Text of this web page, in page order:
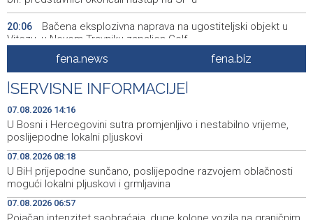
20:06
Bačena eksplozivna naprava na ugostiteljski objekt u
Vitezu, u Novom Travniku zapaljen Golf
Galerija ULUPUBiH otvara novu izlagačku sezonu,
predstavlja novi izlagački program
19:44 Faris Dževahirić novi nogometaš Veleža
19:21 Announcement of events for Saturday, 8 August 2026
19:10
Rudari Milanovića ubijedili da ode kući, Memčić se već
ponovo vratio u jamu 'Raspotočje'
19:03
Sarajevo Film Festival presents Kinoscope and
Kinoscope Surreal programs
fena.news fena.biz
SERVISNE INFORMACIJE
07.08.2026 14:16
U Bosni i Hercegovini sutra promjenljivo i nestabilno vrijeme,
poslijepodne lokalni pljuskovi
07.08.2026 08:18
U BiH prijepodne sunčano, poslijepodne razvojem oblačnosti
mogući lokalni pljuskovi i grmljavina
07.08.2026 06:57